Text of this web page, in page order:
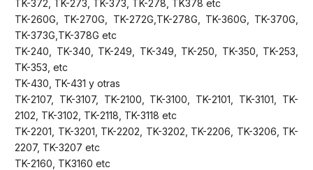
TK-372, TK-273, TK-373, TK-278, TK378 etc
TK-260G, TK-270G, TK-272G,TK-278G, TK-360G, TK-370G,
TK-373G,TK-378G etc
TK-240, TK-340, TK-249, TK-349, TK-250, TK-350, TK-253,
TK-353, etc
TK-430, TK-431 y otras
TK-2107, TK-3107, TK-2100, TK-3100, TK-2101, TK-3101, TK-
2102, TK-3102, TK-2118, TK-3118 etc
TK-2201, TK-3201, TK-2202, TK-3202, TK-2206, TK-3206, TK-
2207, TK-3207 etc
TK-2160, TK3160 etc